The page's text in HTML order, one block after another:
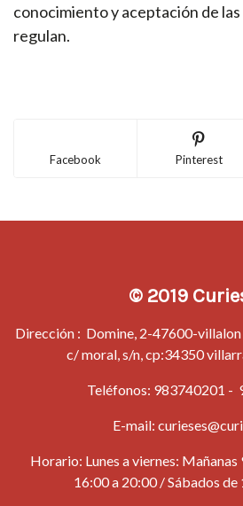
conocimiento y aceptación de las
regulan.
Facebook Pinterest
© 2019
Dirección : Domine, 2-47600-
c/ moral, s/n, cp:34350
Teléfonos: 983740201 -
E-mail:
Horario: Lunes a viernes:
16:00 a 20:00 / Sábados